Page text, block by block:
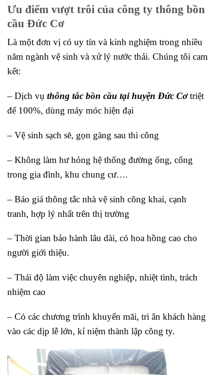
Ưu điểm vượt trôi của công ty thông bồn
cầu Đức Cơ
Là một đơn vị có uy tín và kinh nghiệm trong nhiều
năm ngành vệ sinh và xử lý nước thải. Chúng tôi cam
kết:
– Dịch vụ thông tắc bồn cầu tại huyện Đức Cơtriệt
để 100%, dùng máy móc hiện đại
– Vệ sinh sạch sẽ, gọn gàng sau thi công
– Không làm hư hỏng hệ thống đường ống, cống
trong gia đình, khu chung cư….
– Báo giá thông tắc nhà vệ sinh công khai, cạnh
tranh, hợp lý nhất trên thị trường
– Thời gian bảo hành lâu dài, có hoa hồng cao cho
người giới thiệu.
– Thái độ làm việc chuyên nghiệp, nhiệt tình, trách
nhiệm cao
– Có các chương trình khuyến mãi, tri ân khách hàng
vào các dịp lễ lớn, kỉ niệm thành lập công ty.